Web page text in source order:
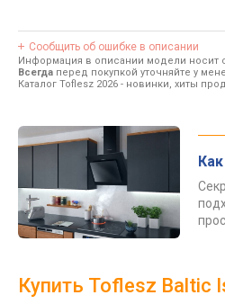
Сообщить об ошибке в описании
Информация в описании модели носит
Всегда перед покупкой уточняйте у
Каталог Toflesz 2026 - новинки, хиты
Купить Toflesz Baltic